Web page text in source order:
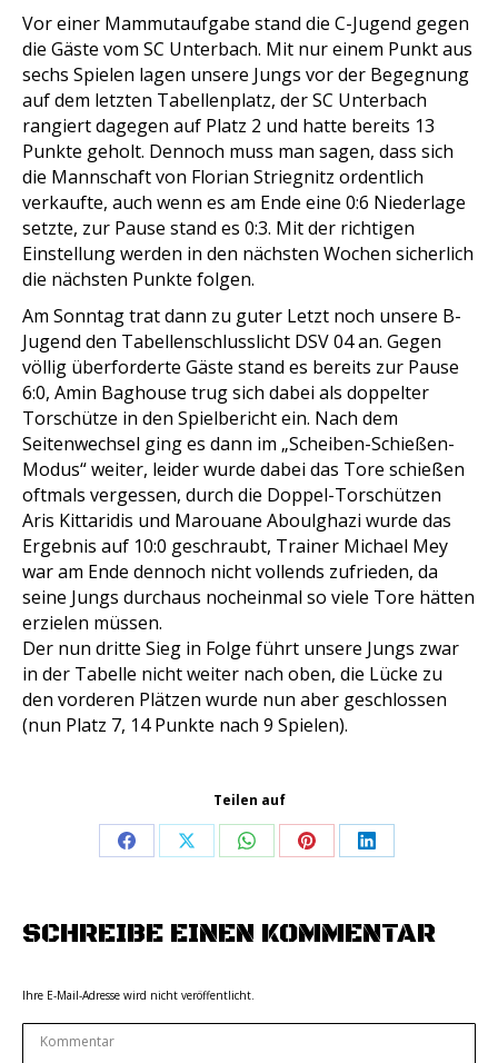
Vor einer Mammutaufgabe stand die C-Jugend gegen
die Gäste vom SC Unterbach. Mit nur einem Punkt aus
sechs Spielen lagen unsere Jungs vor der Begegnung
auf dem letzten Tabellenplatz, der SC Unterbach
rangiert dagegen auf Platz 2 und hatte bereits 13
Punkte geholt. Dennoch muss man sagen, dass sich
die Mannschaft von Florian Striegnitz ordentlich
verkaufte, auch wenn es am Ende eine 0:6 Niederlage
setzte, zur Pause stand es 0:3. Mit der richtigen
Einstellung werden in den nächsten Wochen sicherlich
die nächsten Punkte folgen.
Am Sonntag trat dann zu guter Letzt noch unsere B-
Jugend den Tabellenschlusslicht DSV 04 an. Gegen
völlig überforderte Gäste stand es bereits zur Pause
6:0, Amin Baghouse trug sich dabei als doppelter
Torschütze in den Spielbericht ein. Nach dem
Seitenwechsel ging es dann im „Scheiben-Schießen-
Modus“ weiter, leider wurde dabei das Tore schießen
oftmals vergessen, durch die Doppel-Torschützen
Aris Kittaridis und Marouane Aboulghazi wurde das
Ergebnis auf 10:0 geschraubt, Trainer Michael Mey
war am Ende dennoch nicht vollends zufrieden, da
seine Jungs durchaus nocheinmal so viele Tore hätten
erzielen müssen.
Der nun dritte Sieg in Folge führt unsere Jungs zwar
in der Tabelle nicht weiter nach oben, die Lücke zu
den vorderen Plätzen wurde nun aber geschlossen
(nun Platz 7, 14 Punkte nach 9 Spielen).
Teilen auf
Share
Facebook
Share
X
Share
WhatsApp
Share
Pinterest
Share
LinkedIn
SCHREIBE EINEN KOMMENTAR
Ihre E-Mail-Adresse wird nicht veröffentlicht.
Kommentar